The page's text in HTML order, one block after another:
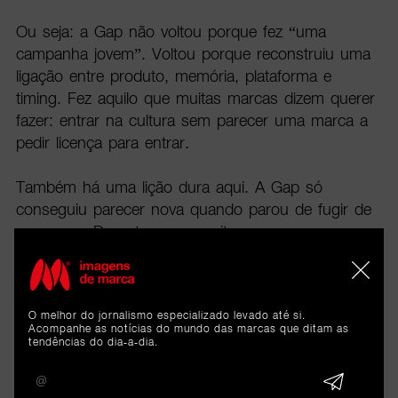
Ou seja: a Gap não voltou porque fez “uma
campanha jovem”. Voltou porque reconstruiu uma
ligação entre produto, memória, plataforma e
timing. Fez aquilo que muitas marcas dizem querer
fazer: entrar na cultura sem parecer uma marca a
pedir licença para entrar.
Também há uma lição dura aqui. A Gap só
conseguiu parecer nova quando parou de fugir de
quem era. Durante anos, muitas marcas
tradicionais tentam rejuvenescer apagando os seus
próprios códigos. A Gap fez o inverso: recuperou
sem esforço — e tratou-os como linguagem
contemporânea.
Para agências, isto é ouro. A reinvenção não
O melhor do jornalismo especializado levado até si.
Acompanhe as notícias do mundo das marcas que ditam as
tendências do dia-a-dia.